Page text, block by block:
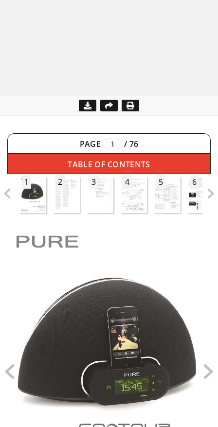
PAGE / 76
TABLE OF CONTENTS
1
2 3 4 5 6